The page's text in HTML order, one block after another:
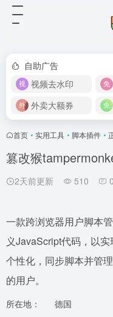
自助广告
视频去水印
外卖大额券
首页 • 实用工具 • 脚本插件 •
篡改猴
2天前更新 510 0
一款跨浏览器用户脚本
义JavaScript代码，以
个性化，同步脚本并管
的用户。
所在地：
德国